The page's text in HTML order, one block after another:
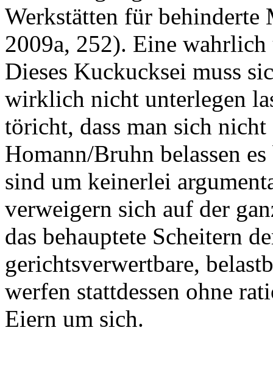
Werkstätten für behinderte
2009a, 252). Eine
Dieses Kuckucksei muss
wirklich nicht unterlegen
töricht, dass man sich
Homann/Bruhn belassen
sind um keinerlei
verweigern sich auf der
das behauptete Scheitern
gerichtsverwertbare,
werfen stattdessen ohne
Eiern um sich.